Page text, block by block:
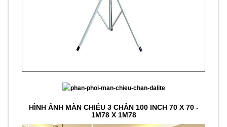
HÌNH ẢNH MÀN CHIẾU 3 CHÂN 100 INCH 70 X 70 -
1M78 X 1M78